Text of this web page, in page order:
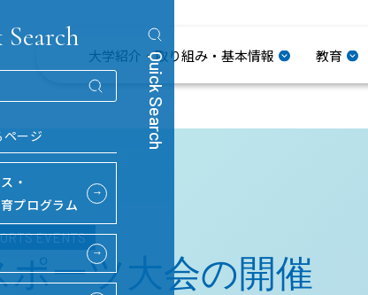
ージ
・
プログラム
→
→
Quick Search
大学紹介・取り組み・基本情報 教育
EVENTS
ポーツ大会の開催